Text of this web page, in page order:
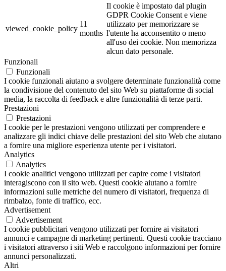
viewed_cookie_policy
11
months
Il cookie è impostato dal plugin
GDPR Cookie Consent e viene
utilizzato per memorizzare se
l'utente ha acconsentito o meno
all'uso dei cookie. Non memorizza
alcun dato personale.
Funzionali
Funzionali
I cookie funzionali aiutano a svolgere determinate funzionalità come
la condivisione del contenuto del sito Web su piattaforme di social
media, la raccolta di feedback e altre funzionalità di terze parti.
Prestazioni
Prestazioni
I cookie per le prestazioni vengono utilizzati per comprendere e
analizzare gli indici chiave delle prestazioni del sito Web che aiutano
a fornire una migliore esperienza utente per i visitatori.
Analytics
Analytics
I cookie analitici vengono utilizzati per capire come i visitatori
interagiscono con il sito web. Questi cookie aiutano a fornire
informazioni sulle metriche del numero di visitatori, frequenza di
rimbalzo, fonte di traffico, ecc.
Advertisement
Advertisement
I cookie pubblicitari vengono utilizzati per fornire ai visitatori
annunci e campagne di marketing pertinenti. Questi cookie tracciano
i visitatori attraverso i siti Web e raccolgono informazioni per fornire
annunci personalizzati.
Altri